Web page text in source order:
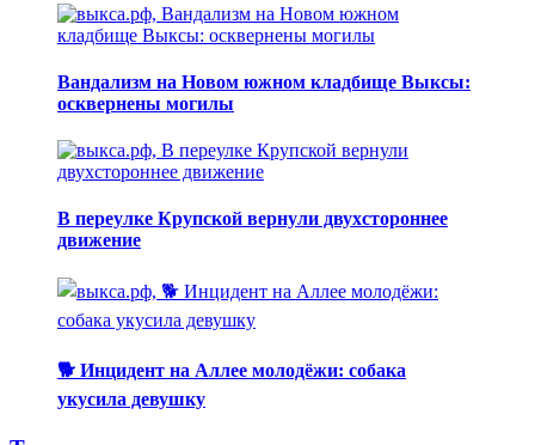
Вандализм на Новом южном кладбище Выксы:
осквернены могилы
В переулке Крупской вернули двухстороннее
движение
🐕 Инцидент на Аллее молодёжи: собака
укусила девушку